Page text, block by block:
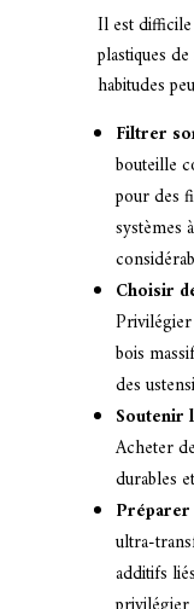
Il est
plastiques
habitudes
Filtrer
bouteille
pour des
systèmes
Choisir
bois
des
Soutenir
Acheter
durables
ultra-
additifs